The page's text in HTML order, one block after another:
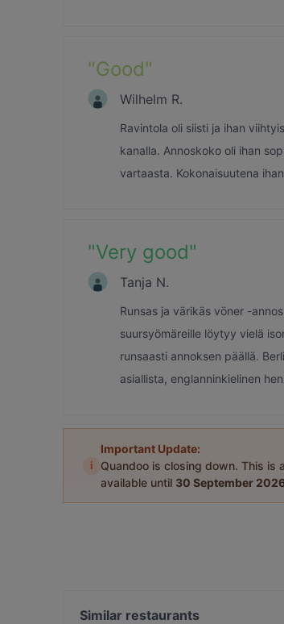
"Good"
Wilhelm R.
Ravintola oli siisti ja ihan
kanalla. Annoskoko oli ihan
vartaasta. Kokonaisuutena
"Very good"
Tanja N.
Runsas ja värikäs vöner -
suursyömäreille löytyy vielä
runsaasti annoksen päällä.
asiallista, englanninkielinen
i
Important Update:
Quandoo is closing down. This is
available until 30 September
Similar restaurants